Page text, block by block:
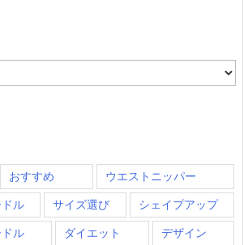
おすすめ ウエストニッパー
ル サイズ選び シェイプアップ
ル ダイエット デザイン